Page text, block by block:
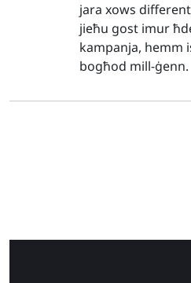
jara xows
jieħu gost imur
kampanja, hemm
bogħod mill-ġenn.